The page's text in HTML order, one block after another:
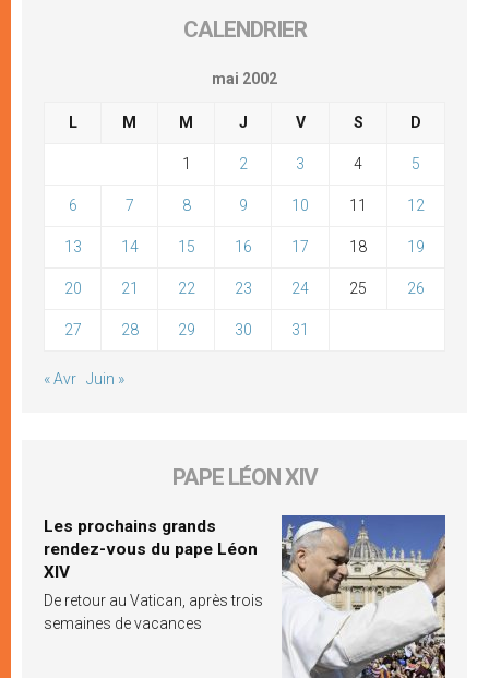
CALENDRIER
mai 2002
L M M J V S D
1 2 3 4 5
6 7 8 9 10 11 12
13 14 15 16 17 18 19
20 21 22 23 24 25 26
27 28 29 30 31
« Avr Juin »
PAPE LÉON XIV
Les prochains grands
rendez-vous du pape Léon
XIV
De retour au Vatican, après trois
semaines de vacances